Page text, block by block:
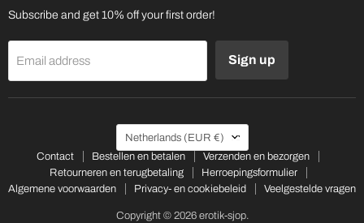
Subscribe and get 10% off your first order!
Email address Sign up
Country
Netherlands (EUR €)
Contact Bestellen en betalen
Verzenden en bezorgen
Retourneren en terugbetaling
Herroepingsformulier
Algemene voorwaarden
Privacy- en cookiebeleid Veelgestelde vragen
Copyright © 2026 erotik-sjop.